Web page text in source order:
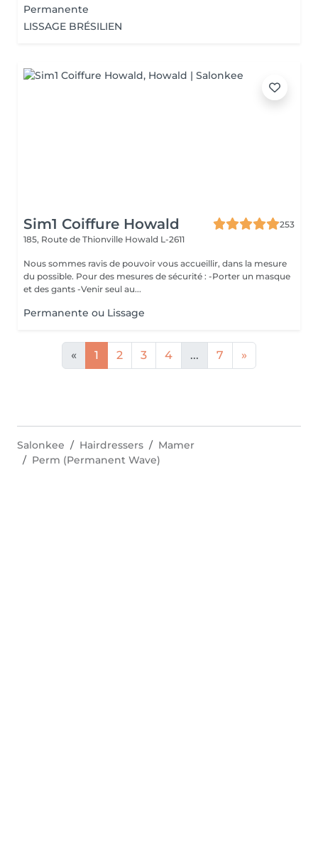
Permanente
LISSAGE BRÉSILIEN
Sim1 Coiffure Howald
253
185, Route de Thionville Howald L-2611
Nous sommes ravis de pouvoir vous accueillir, dans la mesure
du possible. Pour des mesures de sécurité : -Porter un masque
et des gants -Venir seul au...
Permanente ou Lissage
« 1 2 3 4 ... 7 »
Salonkee Hairdressers
Mamer
Perm (Permanent Wave)